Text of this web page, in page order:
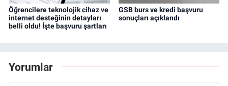
Öğrencilere teknolojik cihaz ve
internet desteğinin detayları
belli oldu! İşte başvuru şartları
GSB burs ve kredi başvuru
sonuçları açıklandı
Yorumlar